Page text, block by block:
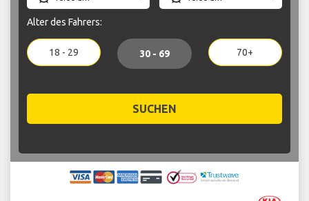
Alter des Fahrers:
18 - 29 30 - 69 70+
SUCHEN